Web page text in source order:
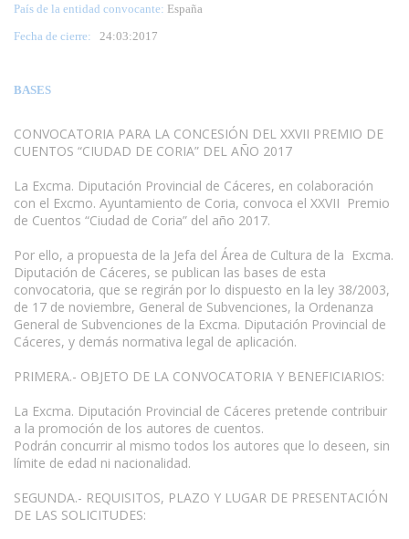
País de la entidad convocante: España
Fecha de cierre: 24:03:2017
BASES
CONVOCATORIA PARA LA CONCESIÓN DEL XXVII PREMIO DE
CUENTOS “CIUDAD DE CORIA” DEL AÑO 2017
La Excma. Diputación Provincial de Cáceres, en colaboración
con el Excmo. Ayuntamiento de Coria, convoca el XXVII Premio
de Cuentos “Ciudad de Coria” del año 2017.
Por ello, a propuesta de la Jefa del Área de Cultura de la Excma.
Diputación de Cáceres, se publican las bases de esta
convocatoria, que se regirán por lo dispuesto en la ley 38/2003,
de 17 de noviembre, General de Subvenciones, la Ordenanza
General de Subvenciones de la Excma. Diputación Provincial de
Cáceres, y demás normativa legal de aplicación.
PRIMERA.- OBJETO DE LA CONVOCATORIA Y BENEFICIARIOS:
La Excma. Diputación Provincial de Cáceres pretende contribuir
a la promoción de los autores de cuentos.
Podrán concurrir al mismo todos los autores que lo deseen, sin
límite de edad ni nacionalidad.
SEGUNDA.- REQUISITOS, PLAZO Y LUGAR DE PRESENTACIÓN
DE LAS SOLICITUDES: